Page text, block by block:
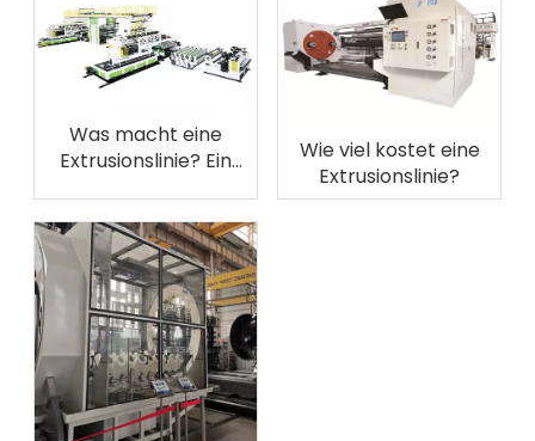
Was macht eine
Extrusionslinie? Ein
industrielle
Anwendungen
Wie viel kostet eine
Extrusionslinie?